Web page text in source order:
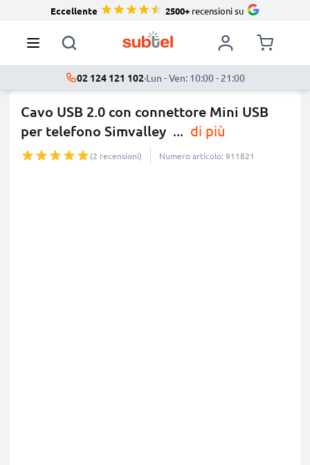
Eccellente 2500+recensioni su
02 124 121 102·Lun - Ven: 10:00 - 21:00
Cavo USB 2.0 con connettore Mini USB
per telefono Simvalley ... di più
(2 recensioni) Numero articolo: 911821